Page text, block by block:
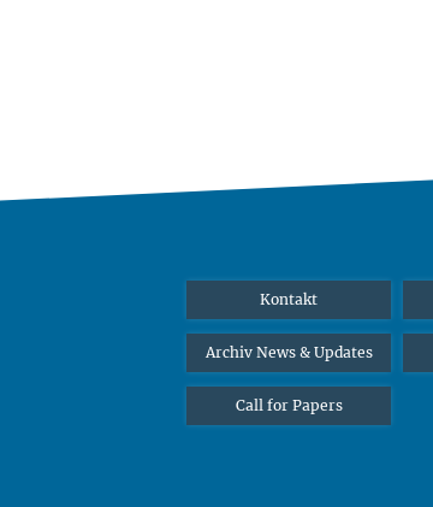
Kontakt
Archiv News & Updates
Call for Papers